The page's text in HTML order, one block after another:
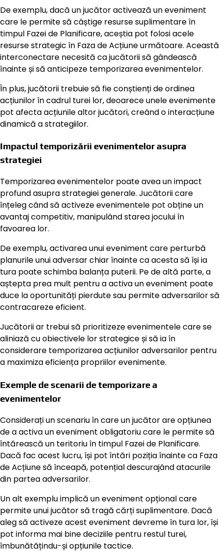
De exemplu, dacă un jucător activează un eveniment
care le permite să câștige resurse suplimentare în
timpul Fazei de Planificare, aceștia pot folosi acele
resurse strategic în Faza de Acțiune următoare. Această
interconectare necesită ca jucătorii să gândească
înainte și să anticipeze temporizarea evenimentelor.
În plus, jucătorii trebuie să fie conștienți de ordinea
acțiunilor în cadrul turei lor, deoarece unele evenimente
pot afecta acțiunile altor jucători, creând o interacțiune
dinamică a strategiilor.
Impactul temporizării evenimentelor asupra
strategiei
Temporizarea evenimentelor poate avea un impact
profund asupra strategiei generale. Jucătorii care
înțeleg când să activeze evenimentele pot obține un
avantaj competitiv, manipulând starea jocului în
favoarea lor.
De exemplu, activarea unui eveniment care perturbă
planurile unui adversar chiar înainte ca acesta să își ia
tura poate schimba balanța puterii. Pe de altă parte, a
aștepta prea mult pentru a activa un eveniment poate
duce la oportunități pierdute sau permite adversarilor să
contracareze eficient.
Jucătorii ar trebui să prioritizeze evenimentele care se
aliniază cu obiectivele lor strategice și să ia în
considerare temporizarea acțiunilor adversarilor pentru
a maximiza eficiența propriilor evenimente.
Exemple de scenarii de temporizare a
evenimentelor
Considerați un scenariu în care un jucător are opțiunea
de a activa un eveniment obligatoriu care le permite să
întărească un teritoriu în timpul Fazei de Planificare.
Dacă fac acest lucru, își pot întări poziția înainte ca Faza
de Acțiune să înceapă, potențial descurajând atacurile
din partea adversarilor.
Un alt exemplu implică un eveniment opțional care
permite unui jucător să tragă cărți suplimentare. Dacă
aleg să activeze acest eveniment devreme în tura lor, își
pot informa mai bine deciziile pentru restul turei,
îmbunătățindu-și opțiunile tactice.